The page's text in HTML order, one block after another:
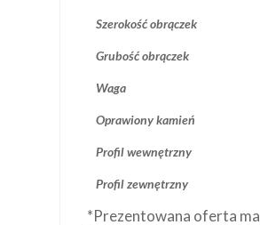
Szerokość obrączek
Grubość obrączek
Waga
Oprawiony kamień
Profil wewnętrzny
Profil zewnętrzny
*Prezentowana oferta